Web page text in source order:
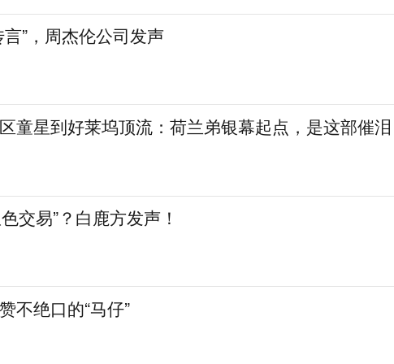
言”，周杰伦公司发声
童星到好莱坞顶流：荷兰弟银幕起点，是这部催泪
交易”？白鹿方发声！
不绝口的“马仔”